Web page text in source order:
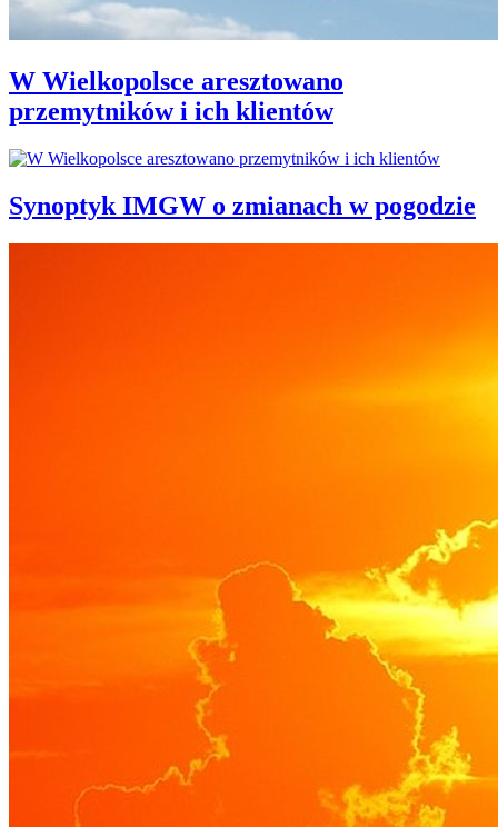
W Wielkopolsce aresztowano
przemytników i ich klientów
Synoptyk IMGW o zmianach w pogodzie